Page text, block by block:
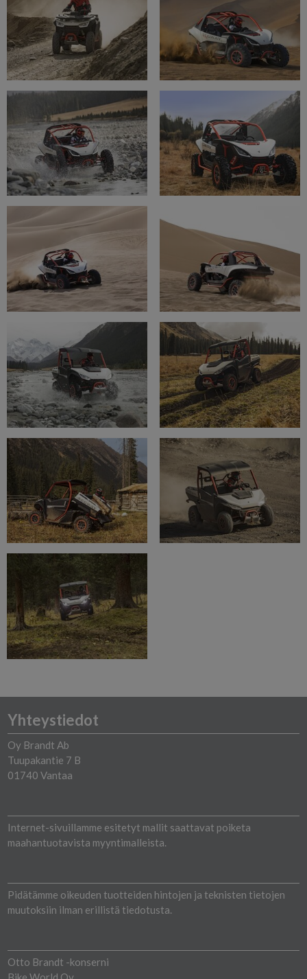
Yhteystiedot
Oy Brandt Ab
Tuupakantie 7 B
01740 Vantaa
Internet-sivuillamme esitetyt mallit saattavat poiketa
maahantuotavista myyntimalleista.
Pidätämme oikeuden tuotteiden hintojen ja teknisten tietojen
muutoksiin ilman erillistä tiedotusta.
Otto Brandt -konserni